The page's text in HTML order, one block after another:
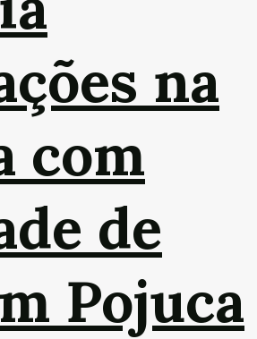
na
com
de
Pojuca